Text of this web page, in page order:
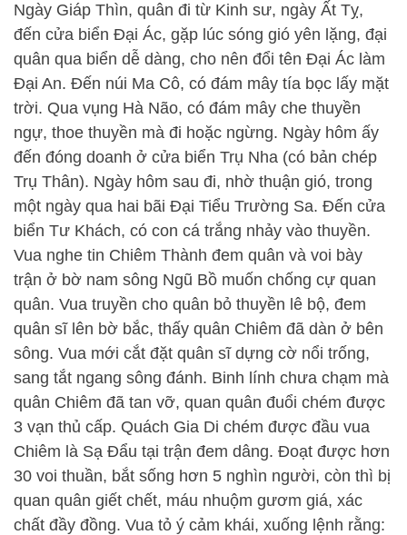
Ngày Giáp Thìn, quân đi từ Kinh sư, ngày Ất Tỵ,
đến cửa biển Đại Ác, gặp lúc sóng gió yên lặng, đại
quân qua biển dễ dàng, cho nên đổi tên Đại Ác làm
Đại An. Đến núi Ma Cô, có đám mây tía bọc lấy mặt
trời. Qua vụng Hà Não, có đám mây che thuyền
ngự, thoe thuyền mà đi hoặc ngừng. Ngày hôm ấy
đến đóng doanh ở cửa biển Trụ Nha (có bản chép
Trụ Thân). Ngày hôm sau đi, nhờ thuận gió, trong
một ngày qua hai bãi Đại Tiểu Trường Sa. Đến cửa
biển Tư Khách, có con cá trắng nhảy vào thuyền.
Vua nghe tin Chiêm Thành đem quân và voi bày
trận ở bờ nam sông Ngũ Bồ muốn chống cự quan
quân. Vua truyền cho quân bỏ thuyền lê bộ, đem
quân sĩ lên bờ bắc, thấy quân Chiêm đã dàn ở bên
sông. Vua mới cắt đặt quân sĩ dựng cờ nổi trống,
sang tắt ngang sông đánh. Binh lính chưa chạm mà
quân Chiêm đã tan vỡ, quan quân đuổi chém được
3 vạn thủ cấp. Quách Gia Di chém được đầu vua
Chiêm là Sạ Đẩu tại trận đem dâng. Đoạt được hơn
30 voi thuần, bắt sống hơn 5 nghìn người, còn thì bị
quan quân giết chết, máu nhuộm gươm giá, xác
chất đầy đồng. Vua tỏ ý cảm khái, xuống lệnh rằng: